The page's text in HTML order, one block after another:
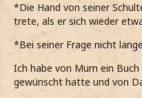
*Die Hand von seiner
trete, als er sich wieder
*Bei seiner Frage nicht
Ich habe von Mum ein
gewünscht hatte und von